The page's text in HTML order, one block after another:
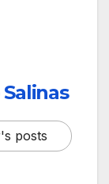
posts